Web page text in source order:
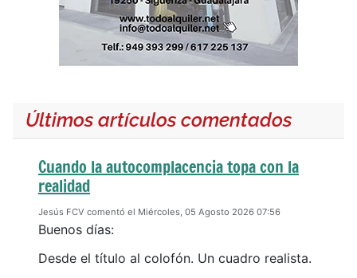
Últimos artículos comentados
Cuando la autocomplacencia topa con la
realidad
Jesús FCV comentó el Miércoles, 05 Agosto 2026 07:56
Buenos días:
Desde el título al colofón. Un cuadro realista.